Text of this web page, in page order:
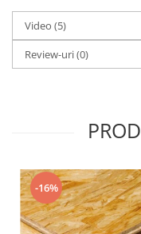
Video (5)
Review-uri(0)
-16%